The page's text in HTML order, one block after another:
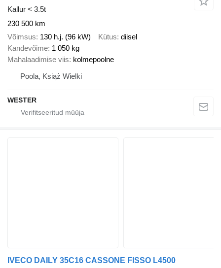
Kallur < 3.5t
230 500 km
Võimsus 130 h.j. (96 kW) Kütus diisel
Kandevõime 1 050 kg
Mahalaadimise viis kolmepoolne
Poola, Książ Wielki
WESTER
IVECO DAILY 35C16 CASSONE FISSO L4500